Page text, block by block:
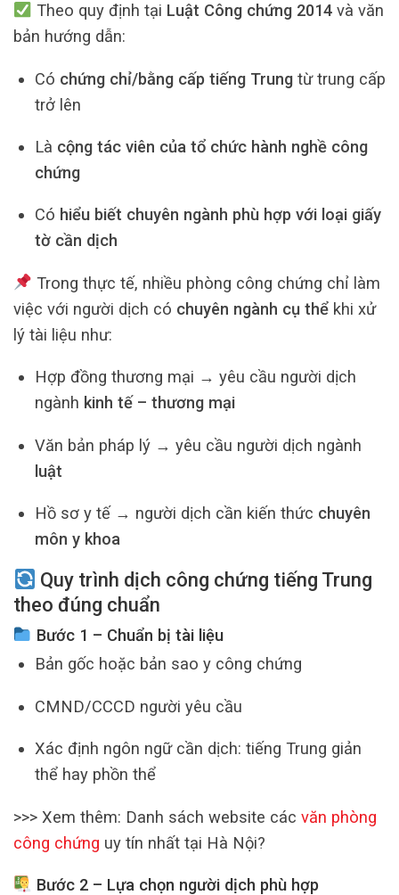
Theo quy định tại Luật Công chứng 2014và văn
bản hướng dẫn:
Có chứng chỉ/bằng cấp tiếng Trungtừ trung cấp
trở lên
Là cộng tác viên của tổ chức hành nghề công
chứng
Có hiểu biết chuyên ngành phù hợp với loại giấy
tờ cần dịch
Trong thực tế, nhiều phòng công chứng chỉ làm
việc với người dịch có chuyên ngành cụ thể khi xử
lý tài liệu như:
Hợp đồng thương mại → yêu cầu người dịch
ngành kinh tế – thương mại
Văn bản pháp lý → yêu cầu người dịch ngành
luật
Hồ sơ y tế → người dịch cần kiến thức chuyên
môn y khoa
Quy trình dịch công chứng tiếng Trung
theo đúng chuẩn
Bước 1 – Chuẩn bị tài liệu
Bản gốc hoặc bản sao y công chứng
CMND/CCCD người yêu cầu
Xác định ngôn ngữ cần dịch: tiếng Trung giản
thể hay phồn thể
>>> Xem thêm: Danh sách website các văn phòng
công chứng uy tín nhất tại Hà Nội?
Bước 2 – Lựa chọn người dịch phù hợp